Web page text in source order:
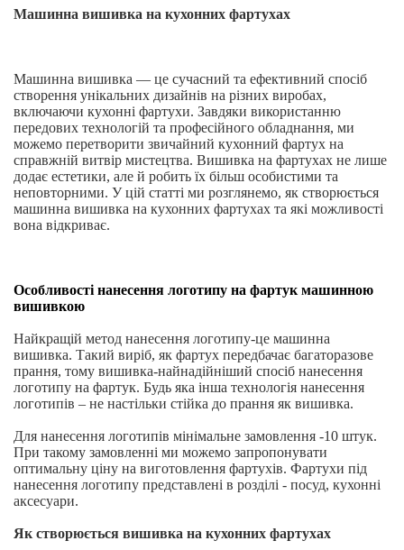
Машинна вишивка на кухонних фартухах
Машинна вишивка — це сучасний та ефективний спосіб
створення унікальних дизайнів на різних виробах,
включаючи кухонні фартухи. Завдяки використанню
передових технологій та професійного обладнання, ми
можемо перетворити звичайний кухонний фартух на
справжній витвір мистецтва. Вишивка на фартухах не лише
додає естетики, але й робить їх більш особистими та
неповторними. У цій статті ми розглянемо, як створюється
машинна вишивка на кухонних фартухах та які можливості
вона відкриває.
Особливості нанесення логотипу на фартук машинною
вишивкою
Найкращій метод нанесення логотипу-це машинна
вишивка. Такий виріб, як фартух передбачає багаторазове
прання, тому вишивка-найнадійніший спосіб нанесення
логотипу на фартук. Будь яка інша технологія нанесення
логотипів – не настільки стійка до прання як вишивка.
Для нанесення логотипів мінімальне замовлення -10 штук.
При такому замовленні ми можемо запропонувати
оптимальну ціну на виготовлення фартухів. Фартухи під
нанесення логотипу представлені в розділі - посуд, кухонні
аксесуари.
Як створюється вишивка на кухонних фартухах